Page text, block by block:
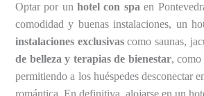
Optar por unhotel con spa en
comodidad y buenas instalaciones, un
instalaciones exclusivascomo saunas,
de belleza y terapias de bienestar, como
permitiendo a los huéspedes desconectar